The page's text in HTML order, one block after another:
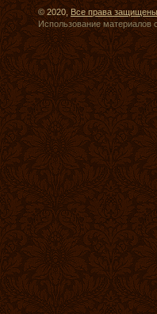
© 2020, Все права
Использование материалов